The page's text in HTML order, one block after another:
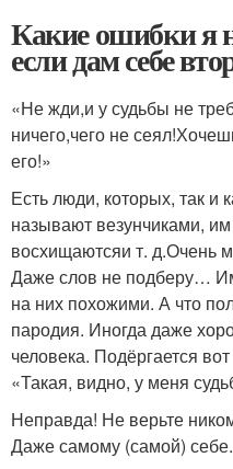
Какие ошибки я
если дам себе
«Не жди,и у судьбы не
ничего,чего не
его!»
Есть люди, которых, так и
называют везунчиками,
восхищаютсяи т. д.Очень
Даже слов не подберу…
на них похожими. А что
пародия. Иногда даже
человека. Подёргается
«Такая, видно, у меня
Неправда! Не верьте
Даже самому (самой) себе.